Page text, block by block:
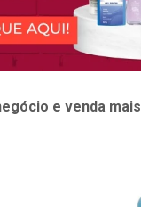
e venda mais